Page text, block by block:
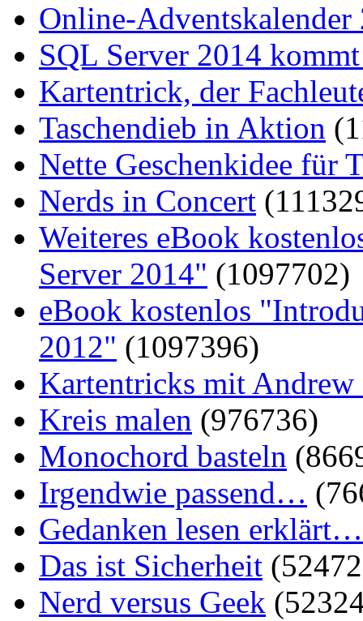
Online-Adventskalender
SQL Server 2014
Kartentrick, der
Taschendieb in Aktion
Nette Geschenkidee für
Nerds in Concert
Weiteres eBook
Server 2014" (1097702)
eBook kostenlos
2012" (1097396)
Kartentricks mit
Kreis malen (976736)
Monochord basteln
Irgendwie passend…
Gedanken lesen erklärt…
Das ist Sicherheit
Nerd versus Geek